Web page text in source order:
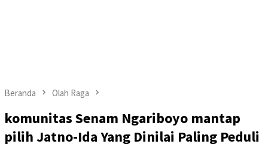
Beranda Olah Raga
komunitas Senam Ngariboyo mantap
pilih Jatno-Ida Yang Dinilai Paling Peduli